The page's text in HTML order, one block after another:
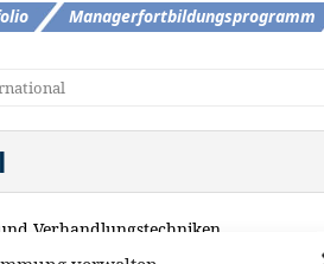
Managerfortbildungsprogramm
Verhandlungstechniken